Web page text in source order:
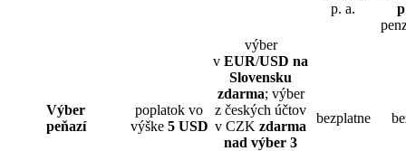
p. a.
p
Výber
peňazí
poplatok vo
výške 5 USD
výber
v EUR/USD na
Slovensku
zdarma; výber
z českých účtov
v CZK zdarma
nad výber 3
bezplatne